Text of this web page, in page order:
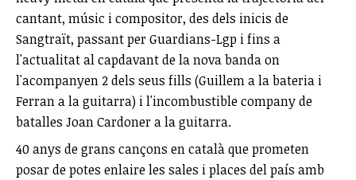
cantant, músic i compositor, des dels inicis de
Sangtraït, passant per Guardians-Lgp i fins a
l'actualitat al capdavant de la nova banda on
l'acompanyen 2 dels seus fills (Guillem a la bateria i
Ferran a la guitarra) i l'incombustible company de
batalles Joan Cardoner a la guitarra.
40 anys de grans cançons en català que prometen
posar de potes enlaire les sales i places del país amb